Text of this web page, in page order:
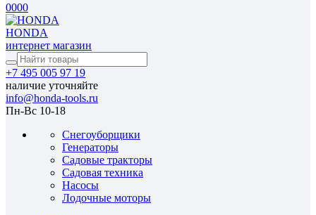
0000
HONDA
интернет магазин
+7 495 005 97 19
наличие уточняйте
info@honda-tools.ru
Пн-Вс 10-18
Снегоуборщики
Генераторы
Садовые тракторы
Садовая техника
Насосы
Лодочные моторы